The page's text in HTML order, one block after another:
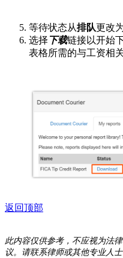
等待状态从排队更改
选择 下载链接以开始
表格所需的与工资相
返回顶部
此内容仅供参考，不应视为法
议。请联系律师或其他专业人士